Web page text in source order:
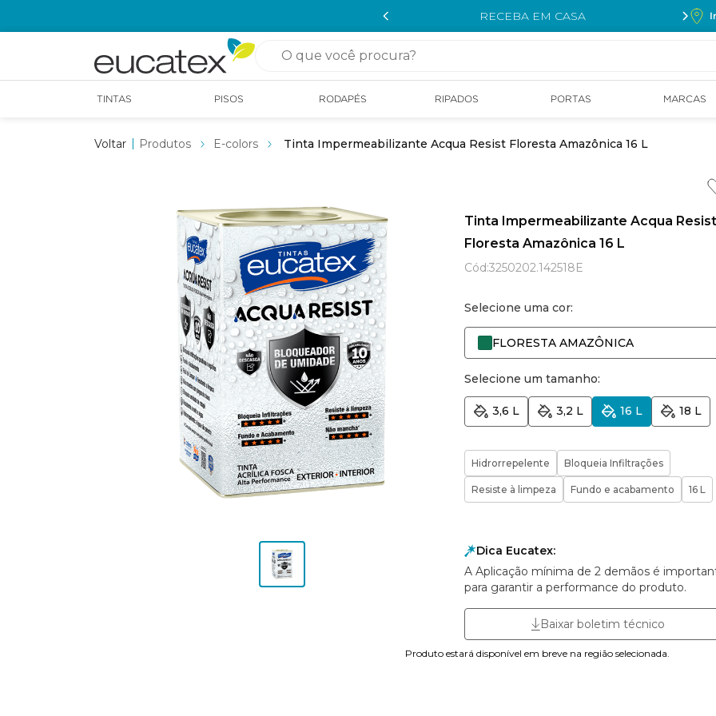
RECEBA EM CASA
O que você procura?
TINTAS PISOS RODAPÉS RIPADOS PORTAS MARCAS
Produtos E-colors Tinta Impermeabilizante Acqua Resist Floresta Amazônica 16 L
Tinta Impermeabilizante Acqua Resist
Floresta Amazônica 16 L
Cód:3250202.142518E
Selecione uma cor:
FLORESTA AMAZÔNICA
Selecione um tamanho:
3,6 L 3,2 L 16 L 18 L
Hidrorrepelente Bloqueia Infiltrações
Resiste à limpeza Fundo e acabamento 16 L
Dica Eucatex:
A Aplicação mínima de 2 demãos é
para garantir a performance do produto.
Baixar boletim técnico
Produto estará disponível em breve na região selecionada.